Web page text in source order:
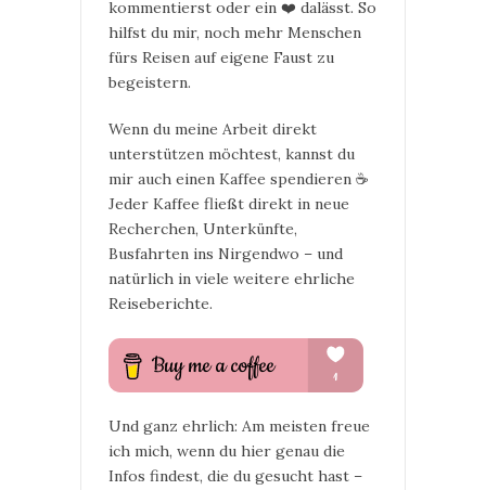
kommentierst oder ein ❤️ dalässt. So
hilfst du mir, noch mehr Menschen
fürs Reisen auf eigene Faust zu
begeistern.
Wenn du meine Arbeit direkt
unterstützen möchtest, kannst du
mir auch einen Kaffee spendieren ☕
Jeder Kaffee fließt direkt in neue
Recherchen, Unterkünfte,
Busfahrten ins Nirgendwo – und
natürlich in viele weitere ehrliche
Reiseberichte.
Und ganz ehrlich: Am meisten freue
ich mich, wenn du hier genau die
Infos findest, die du gesucht hast –